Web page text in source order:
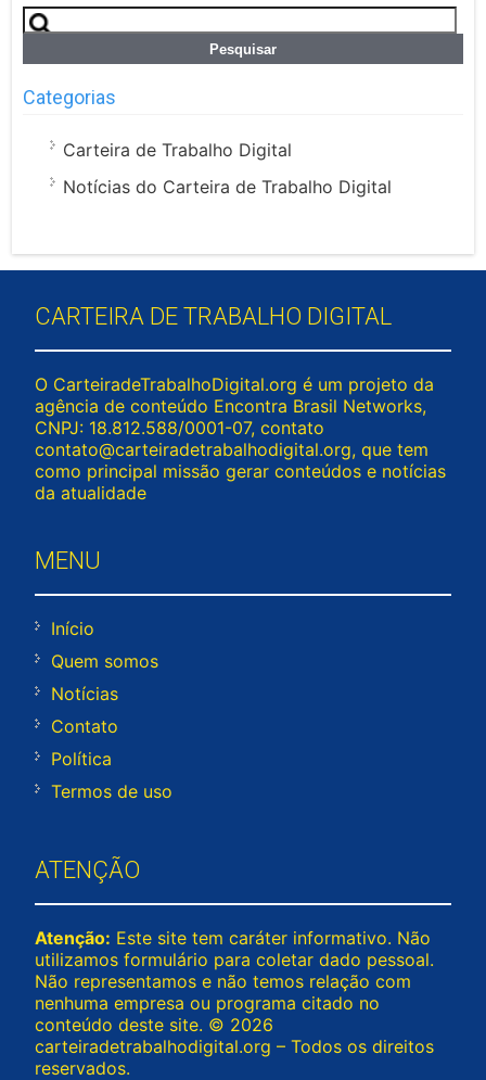
Pesquisar
por:
Categorias
Carteira de Trabalho Digital
Notícias do Carteira de Trabalho Digital
CARTEIRA DE TRABALHO DIGITAL
O CarteiradeTrabalhoDigital.org é um projeto da
agência de conteúdo Encontra Brasil Networks,
CNPJ: 18.812.588/0001-07, contato
contato@carteiradetrabalhodigital.org, que tem
como principal missão gerar conteúdos e notícias
da atualidade
MENU
Início
Quem somos
Notícias
Contato
Política
Termos de uso
ATENÇÃO
Atenção: Este site tem caráter informativo. Não
utilizamos formulário para coletar dado pessoal.
Não representamos e não temos relação com
nenhuma empresa ou programa citado no
conteúdo deste site. © 2026
carteiradetrabalhodigital.org – Todos os direitos
reservados.